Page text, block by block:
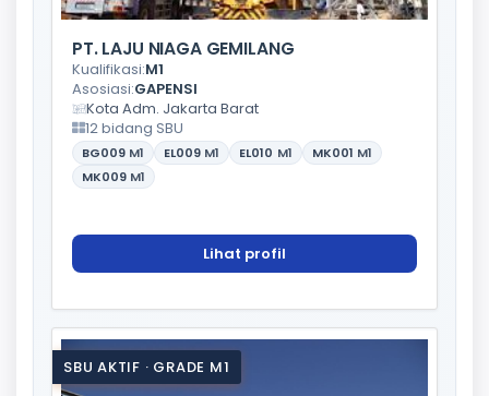
PT. LAJU NIAGA GEMILANG
Kualifikasi:M1
Asosiasi:GAPENSI
Kota Adm. Jakarta Barat
12 bidang SBU
BG009 M1 EL009 M1 EL010 M1 MK001 M1
MK009 M1
Lihat profil
SBU AKTIF · GRADE M1